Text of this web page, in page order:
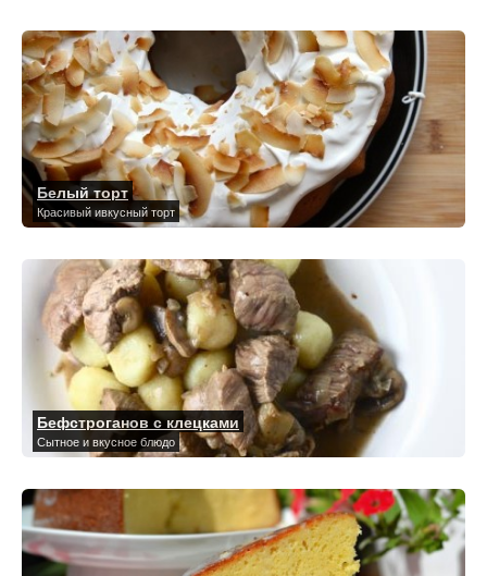
Белый торт
Красивый ивкусный торт
Бефстроганов с клецками
Сытное и вкусное блюдо